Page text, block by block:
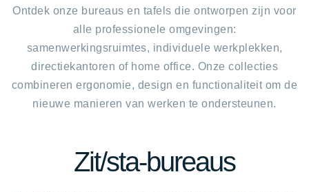
Ontdek onze bureaus en tafels die ontworpen zijn voor
alle professionele omgevingen:
samenwerkingsruimtes, individuele werkplekken,
directiekantoren of home office. Onze collecties
combineren ergonomie, design en functionaliteit om de
nieuwe manieren van werken te ondersteunen.
Zit/sta-bureaus